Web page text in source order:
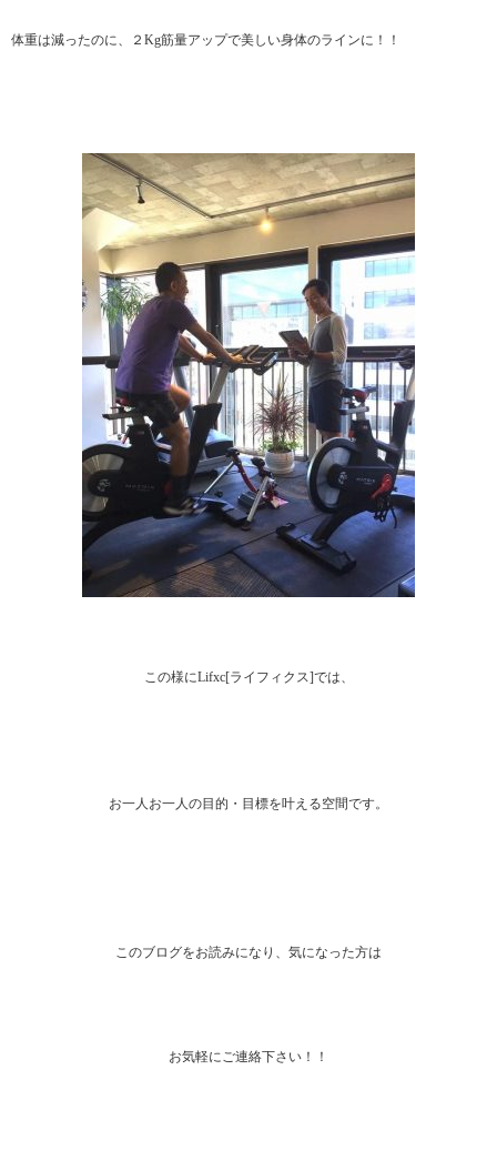
体重は減ったのに、２Kg筋量アップで美しい身体のラインに！！
この様にLifxc[ライフィクス]では、
お一人お一人の目的・目標を叶える空間です。
このブログをお読みになり、気になった方は
お気軽にご連絡下さい！！